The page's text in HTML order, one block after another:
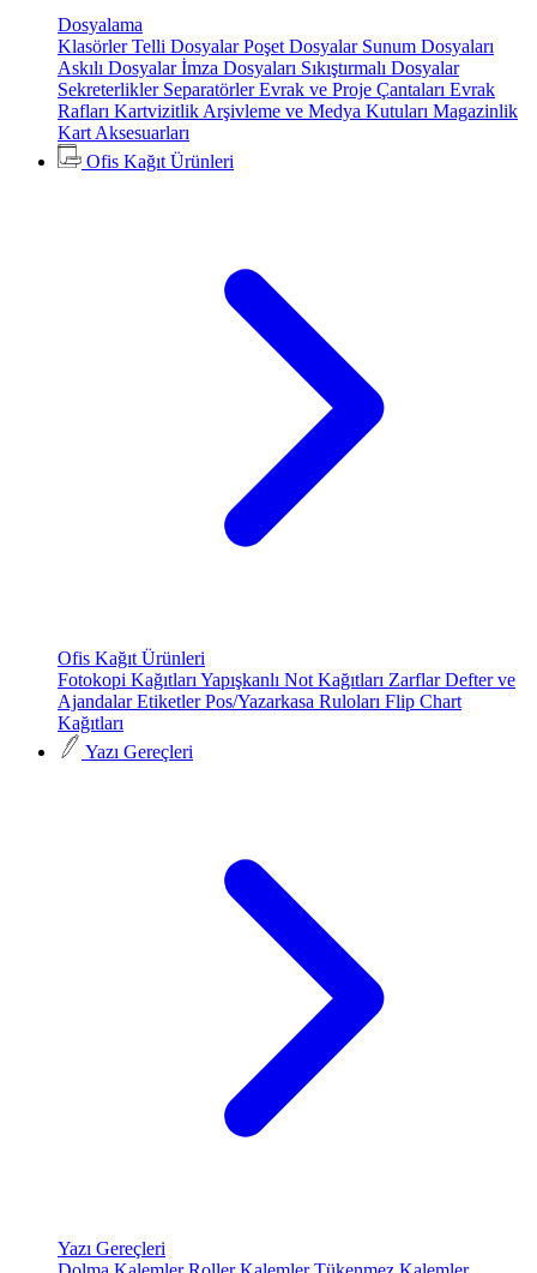
Dosyalama
KlasörlerTelli DosyalarPoşet Dosyalar Sunum Dosyaları
Askılı Dosyalarİmza Dosyaları Sıkıştırmalı Dosyalar
Sekreterlikler SeparatörlerEvrak ve Proje Çantaları Evrak
Rafları Kartvizitlik Arşivleme ve Medya Kutuları Magazinlik
Kart Aksesuarları
Ofis Kağıt Ürünleri
Ofis Kağıt Ürünleri
Fotokopi Kağıtları Yapışkanlı Not Kağıtları ZarflarDefter ve
AjandalarEtiketlerPos/Yazarkasa Ruloları Flip Chart
Kağıtları
Yazı Gereçleri
Yazı Gereçleri